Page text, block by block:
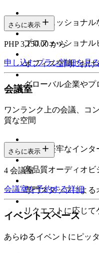
プロフェッショナル
プロフェッショナル
オフィス空間におけ
グローバル企業やプ
さらに表示
PHP 3,150.00 から
申し込むプラン詳細を見
会議室
ワンランク上の会議、コ
質な空間
高速で堅牢なインタ
高品質オーディオビ
専門スタッフによる
リクエストに応じて
さらに表示
4 会議室
会議室を予約する詳細
イベントスペース
あらゆるイベントにピッ